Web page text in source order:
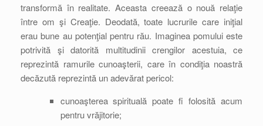
transformă în realitate. Aceasta creează o nouă relaţie
între om şi Creaţie. Deodată, toate lucrurile care iniţial
erau bune au potenţial pentru rău. Imaginea pomului este
potrivită şi datorită multitudinii crengilor acestuia, ce
reprezintă ramurile cunoaşterii, care în condiţia noastră
decăzută reprezintă un adevărat pericol:
cunoaşterea spirituală poate fi folosită acum
pentru vrăjitorie;